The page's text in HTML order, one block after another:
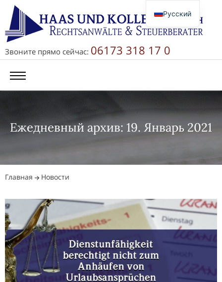
Звоните прямо сейчас: 06173 318 17 0
Ежедневный архив: 19. Январь 2021
Главная Новости
Русский
Deutsch
English
简体中文